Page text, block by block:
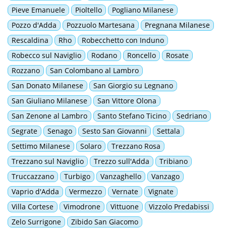
Pieve Emanuele
Pioltello
Pogliano Milanese
Pozzo d'Adda
Pozzuolo Martesana
Pregnana Milanese
Rescaldina
Rho
Robecchetto con Induno
Robecco sul Naviglio
Rodano Roncello
Rosate
Rozzano
San Colombano al Lambro
San Donato Milanese
San Giorgio su Legnano
San Giuliano Milanese
San Vittore Olona
San Zenone al Lambro
Santo Stefano Ticino
Sedriano
Segrate
Senago Sesto San Giovanni
Settala
Settimo Milanese
Solaro
Trezzano Rosa
Trezzano sul Naviglio
Trezzo sull'Adda
Tribiano
Truccazzano
Turbigo Vanzaghello
Vanzago
Vaprio d'Adda
Vermezzo Vernate
Vignate
Villa Cortese
Vimodrone Vittuone
Vizzolo Predabissi
Zelo Surrigone
Zibido San Giacomo